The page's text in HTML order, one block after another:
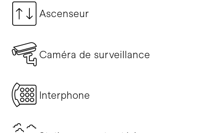
Ascenseur
Caméra de surveillance
Interphone